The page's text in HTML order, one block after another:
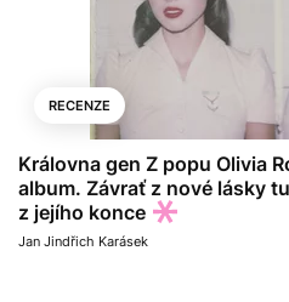
RECENZE
Královna gen Z popu Olivia
album. Závrať z nové lásky
z jejího konce
Jan Jindřich Karásek